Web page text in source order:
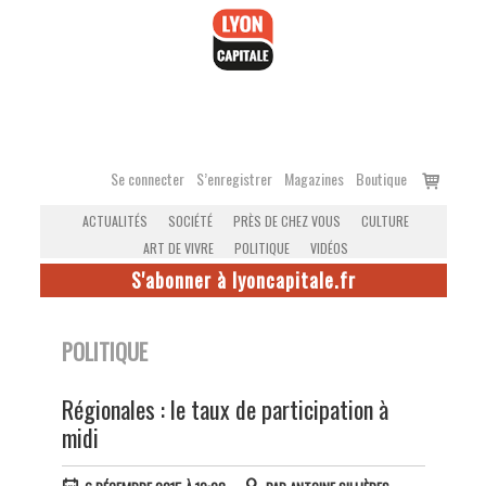
Se connecter S’enregistrer Magazines Boutique
Voir
ACTUALITÉS SOCIÉTÉ PRÈS DE CHEZ VOUS
CULTURE
ART DE VIVRE
POLITIQUE VIDÉOS
S'abonner à lyoncapitale.fr
POLITIQUE
Régionales : le taux de participation à
midi